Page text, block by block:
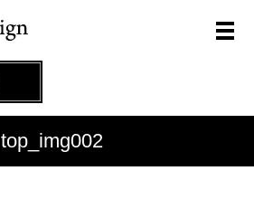
メ
top_img002